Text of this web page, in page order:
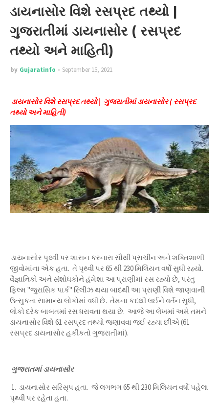
ડાયનાસોર વિશે રસપ્રદ તથ્યો |
ગુજરાતીમાં ડાયનાસોર ( રસપ્રદ
તથ્યો અને માહિતી)
by Gujaratinfo September 15, 2021
ડાયનાસોર વિશે રસપ્રદ તથ્યો | ગુજરાતીમાં ડાયનાસોર ( રસપ્રદ
તથ્યો અને માહિતી)
ડાયનાસોર પૃથ્વી પર શાસન કરનારા સૌથી પ્રાચીન અને શક્તિશાળી
જીવોમાંના એક હતા. તે પૃથ્વી પર 65 થી 230 મિલિયન વર્ષો સુધી રહ્યો.
વૈજ્ઞાનિકો અને સંશોધકોને હંમેશા આ પ્રાણીમાં રસ રહ્યો છે, પરંતુ
ફિલ્મ "જુરાસિક પાર્ક" રિલીઝ થયા બાદથી આ પ્રાણી વિશે જાણવાની
ઉત્સુકતા સામાન્ય લોકોમાં વધી છે. તેમના કદથી લઈને વર્તન સુધી,
લોકો દરેક બાબતમાં રસ ધરાવતા થયા છે. આજે આ લેખમાં અમે તમને
ડાયનાસોર વિશે 61 રસપ્રદ તથ્યો જણાવવા જઈ રહ્યા છીએ (61
રસપ્રદ ડાયનાસોર હકીકતો ગુજરાતીમાં).
ગુજરાતમાં ડાયનાસોર
1. ડાયનાસોર સરિસૃપ હતા. જે લગભગ 65 થી 230 મિલિયન વર્ષો પહેલા
પૃથ્વી પર રહેતા હતા.